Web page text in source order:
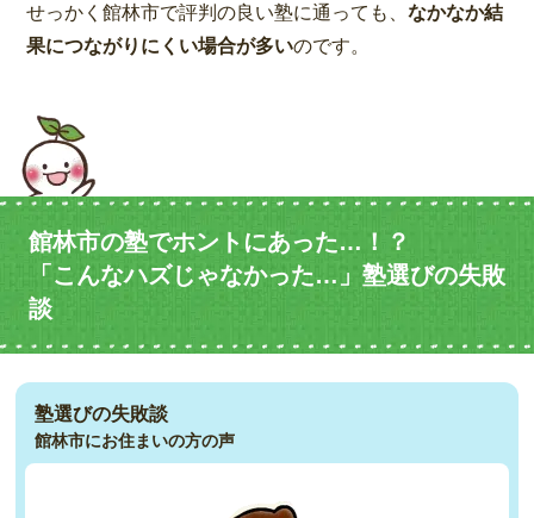
せっかく館林市で評判の良い塾に通っても、なかなか結
果につながりにくい場合が多いのです。
館林市の塾でホントにあった…！？
「こんなハズじゃなかった…」塾選びの失敗
談
塾選びの失敗談
館林市にお住まいの方の声